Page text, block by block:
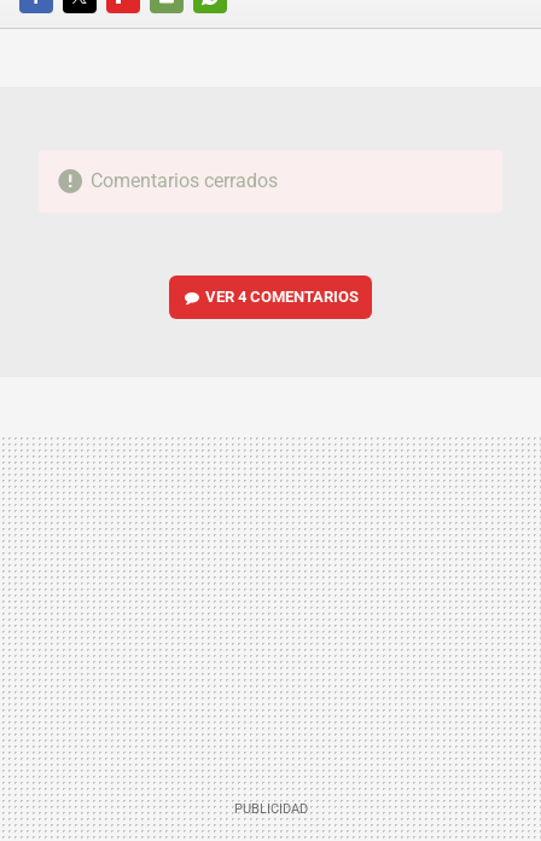
FACEBOOKTWITTERFLIPBOARD
E-
WHATSAPP
Comentarios cerrados
VER4 COMENTARIOS